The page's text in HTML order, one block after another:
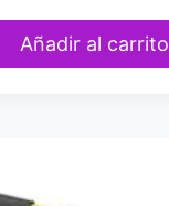
Añadir al carrito